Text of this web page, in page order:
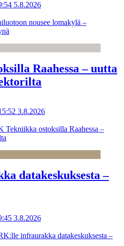
5.8.2026
nousee lomakylä –
Raahessa – uutta
3.8.2026
Tekniikka ostoksilla Raahessa –
datakeskuksesta –
3.8.2026
infraurakka datakeskuksesta –